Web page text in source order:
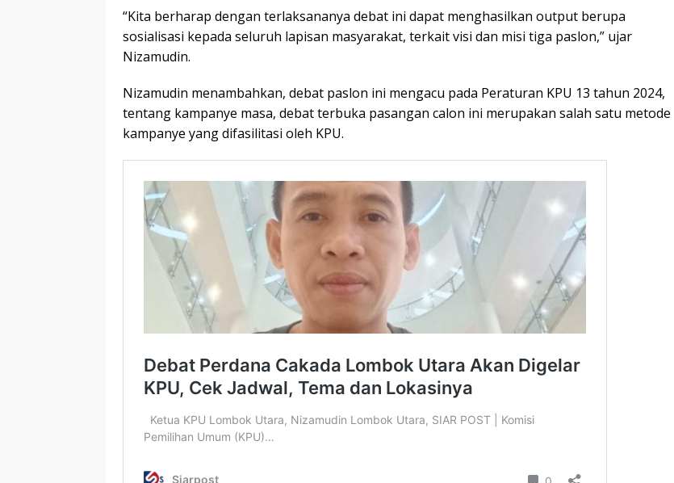
“Kita berharap dengan terlaksananya debat ini dapat menghasilkan output berupa
sosialisasi kepada seluruh lapisan masyarakat, terkait visi dan misi tiga paslon,” ujar
Nizamudin.
Nizamudin menambahkan, debat paslon ini mengacu pada Peraturan KPU 13 tahun 2024,
tentang kampanye masa, debat terbuka pasangan calon ini merupakan salah satu metode
kampanye yang difasilitasi oleh KPU.